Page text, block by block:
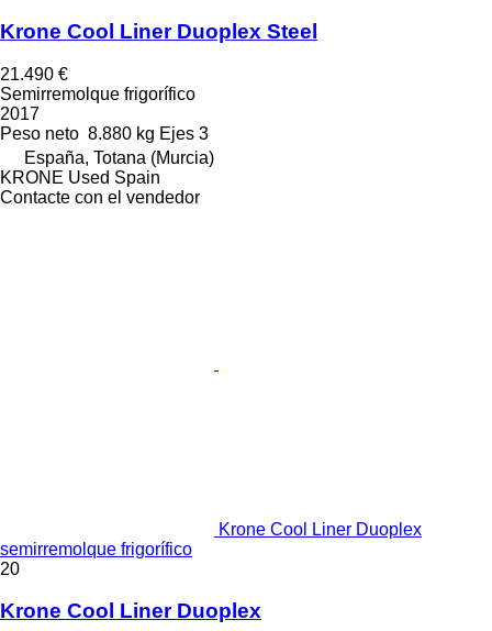
Krone Cool Liner Duoplex Steel
21.490 €
Semirremolque frigorífico
2017
Peso neto 8.880 kg Ejes 3
España, Totana (Murcia)
KRONE Used Spain
Contacte con el vendedor
Krone Cool Liner Duoplex
semirremolque frigorífico
20
Krone Cool Liner Duoplex